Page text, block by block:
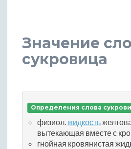
Значение
сукровица
Определения слова
физиол.жидкость
вытекающая вместе с
гнойная кровянистая